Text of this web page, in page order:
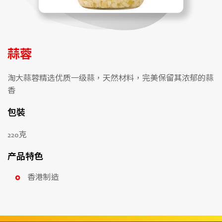
蒜蓉
淘大蒜蓉精选优质一级蒜，天然材料，完美保留其浓郁的蒜
香
包裝
220克
产品特色
香港制造